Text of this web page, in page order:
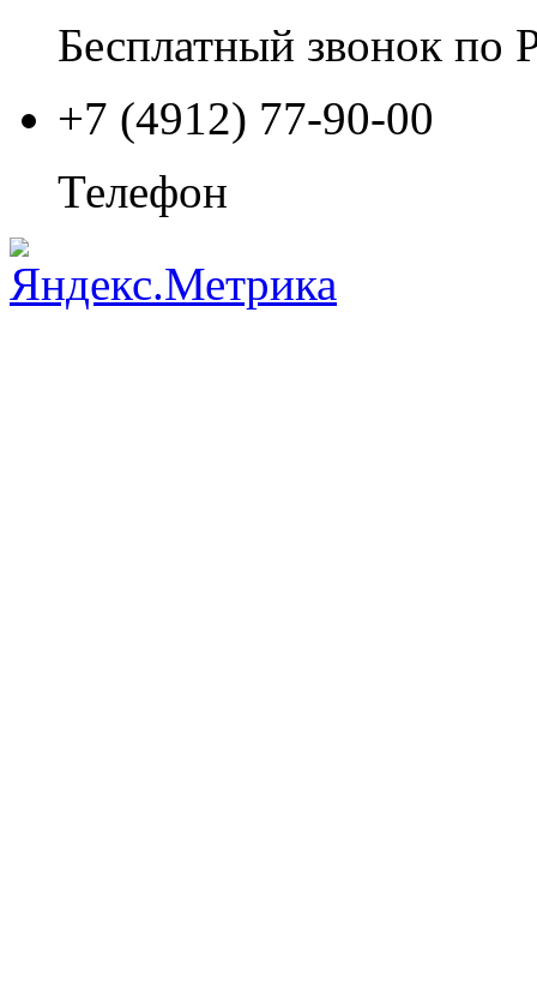
Бесплатный звонок по
+7 (4912) 77-90-00
Телефон